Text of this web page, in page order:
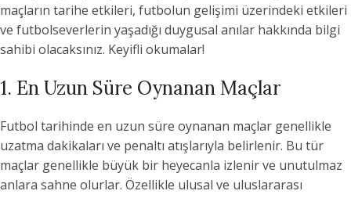
maçların tarihe etkileri, futbolun gelişimi üzerindeki etkileri
ve futbolseverlerin yaşadığı duygusal anılar hakkında bilgi
sahibi olacaksınız. Keyifli okumalar!
1. En Uzun Süre Oynanan Maçlar
Futbol tarihinde en uzun süre oynanan maçlar genellikle
uzatma dakikaları ve penaltı atışlarıyla belirlenir. Bu tür
maçlar genellikle büyük bir heyecanla izlenir ve unutulmaz
anlara sahne olurlar. Özellikle ulusal ve uluslararası